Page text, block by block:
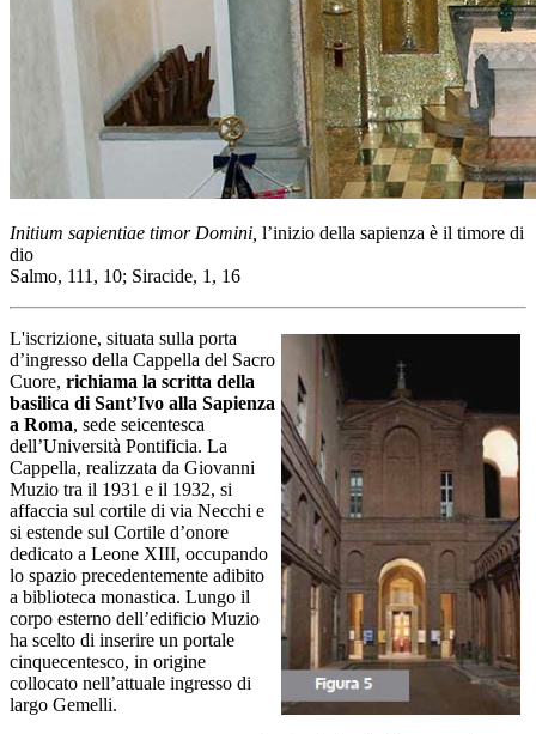
Initium sapientiae timor Domini, l’inizio della sapienza è il timore di
dio
Salmo, 111, 10; Siracide, 1, 16
L'iscrizione, situata sulla porta
d’ingresso della Cappella del Sacro
Cuore, richiama la scritta della
basilica di Sant’Ivo alla Sapienza
a Roma, sede seicentesca
dell’Università Pontificia. La
Cappella, realizzata da Giovanni
Muzio tra il 1931 e il 1932, si
affaccia sul cortile di via Necchi e
si estende sul Cortile d’onore
dedicato a Leone XIII, occupando
lo spazio precedentemente adibito
a biblioteca monastica. Lungo il
corpo esterno dell’edificio Muzio
ha scelto di inserire un portale
cinquecentesco, in origine
collocato nell’attuale ingresso di
largo Gemelli.